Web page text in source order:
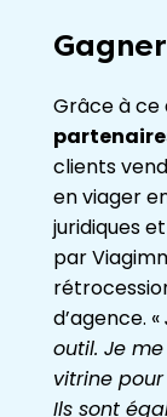
Grâce à ce
clients
en viager
juridiques
par
d’agence. «
outil. Je
vitrine
Ils sont